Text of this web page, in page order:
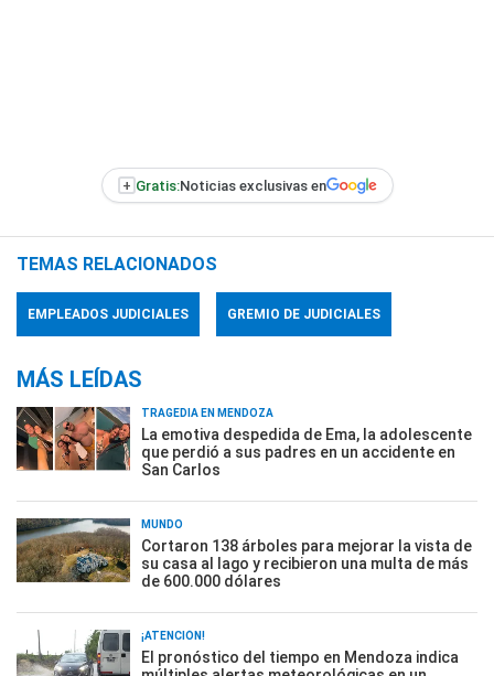
+ Gratis:Noticias exclusivas en
TEMAS RELACIONADOS
EMPLEADOS JUDICIALES GREMIO DE JUDICIALES
MÁS LEÍDAS
TRAGEDIA EN MENDOZA
La emotiva despedida de Ema, la adolescente
que perdió a sus padres en un accidente en
San Carlos
MUNDO
Cortaron 138 árboles para mejorar la vista de
su casa al lago y recibieron una multa de más
de 600.000 dólares
¡ATENCIÓN!
El pronóstico del tiempo en Mendoza indica